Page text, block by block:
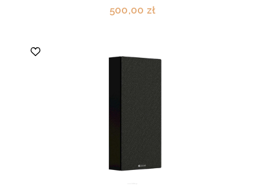
500,00 zł